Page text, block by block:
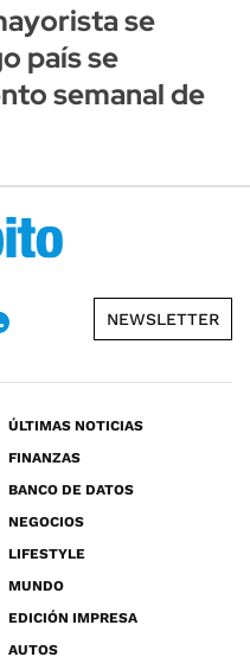
se
país se
semanal de
NEWSLETTER
ÚLTIMAS NOTICIAS
FINANZAS
BANCO DE DATOS
NEGOCIOS
LIFESTYLE
MUNDO
EDICIÓN IMPRESA
AUTOS